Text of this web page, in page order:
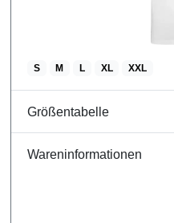
S M L XL XXL
Größentabelle
Wareninformationen